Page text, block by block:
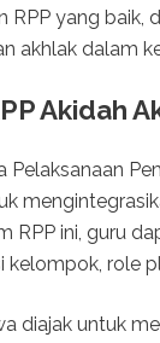
RPP yang
akhlak dalam
Akidah
Pelaksanaan
RPP ini, guru
kelompok, role
diajak untuk